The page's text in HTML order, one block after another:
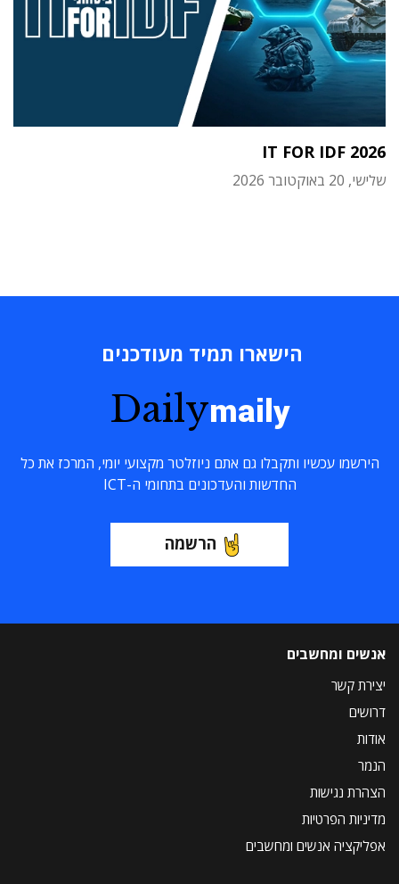
IT FOR IDF 2026
שלישי, 20 באוקטובר 2026
הישארו תמיד מעודכנים
Dailymaily
הירשמו עכשיו ותקבלו גם אתם ניוזלטר מקצועי יומי, המרכז את כל
החדשות והעדכונים בתחומי ה-ICT
הרשמה
אנשים ומחשבים
יצירת קשר
דרושים
אודות
הנמר
הצהרת נגישות
מדיניות הפרטיות
אפליקציה אנשים ומחשבים